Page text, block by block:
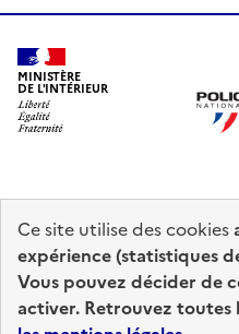
MINISTÈRE
DE L'INTÉRIEUR
service-public.fr
Ce site utilise des cookies
expérience (statistiques
Vous pouvez décider de
activer. Retrouvez toutes